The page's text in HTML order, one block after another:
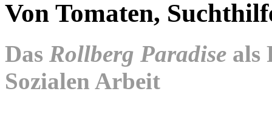
Von Tomaten,
Das Rollberg Paradise als
Sozialen Arbeit